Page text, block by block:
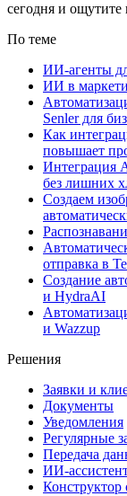
сегодня и ощутите
По теме
ИИ-агенты
ИИ в
Senler для
Как
повышает
Интеграция
без лишних
Создаем
отправка в
Создание
и HydraAI
и Wazzup
Решения
Заявки и
Документы
Уведомления
Регулярные
Передача
ИИ-
Конструктор